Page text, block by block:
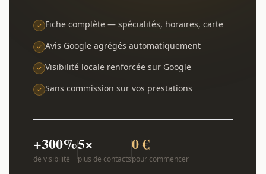
Fiche complète — spécialités, horaires, carte
Avis Google agrégés automatiquement
Visibilité locale renforcée sur Google
Sans commission sur vos prestations
+300%
de visibilité
5×
plus de contacts
0 €
pour commencer